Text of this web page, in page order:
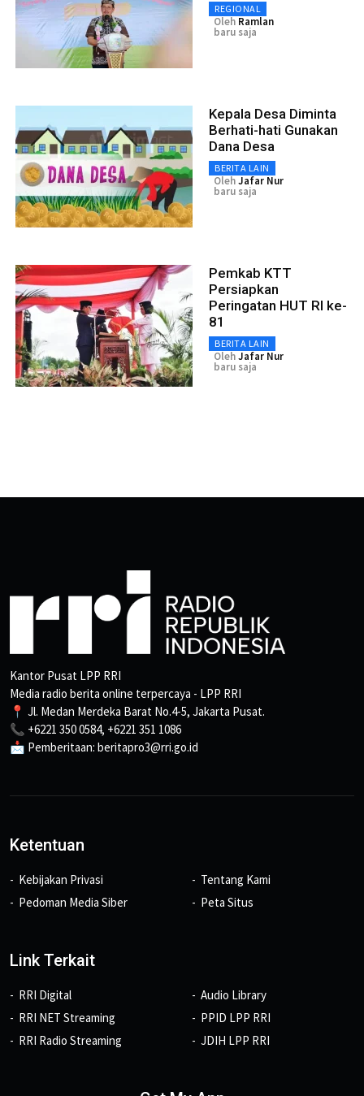
REGIONAL
Oleh Ramlan
baru saja
Kepala Desa Diminta
Berhati-hati Gunakan
Dana Desa
BERITA LAIN
OlehJafar Nur
baru saja
Pemkab KTT
Persiapkan
Peringatan HUT RI ke-
81
BERITA LAIN
OlehJafar Nur
baru saja
Kantor Pusat LPP RRI
Media radio berita online terpercaya - LPP RRI
📍 Jl. Medan Merdeka Barat No.4-5, Jakarta Pusat.
📞 +6221 350 0584, +6221 351 1086
📩 Pemberitaan: beritapro3@rri.go.id
Ketentuan
Kebijakan Privasi
Pedoman Media Siber
Tentang Kami
Peta Situs
Link Terkait
RRI Digital
RRI NET Streaming
RRI Radio Streaming
Audio Library
PPID LPP RRI
JDIH LPP RRI